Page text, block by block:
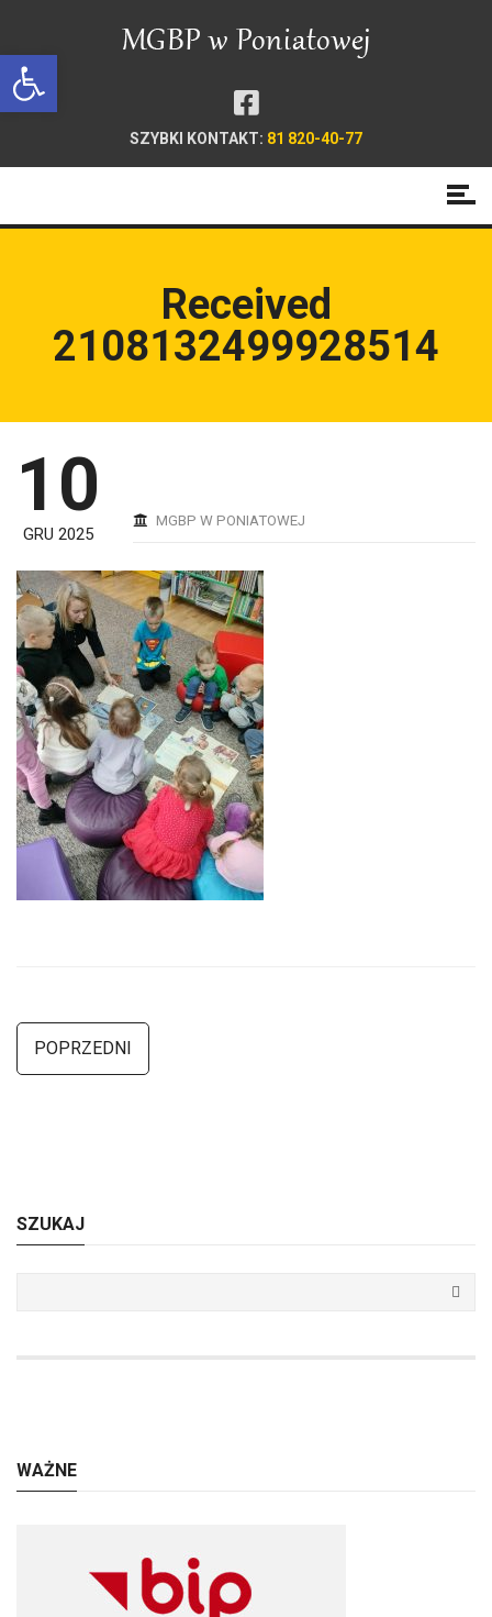
Open toolbar
SZYBKI KONTAKT: 81 820-40-77
Received
2108132499928514
10
GRU 2025
MGBP W PONIATOWEJ
POPRZEDNI
SZUKAJ
WAŻNE